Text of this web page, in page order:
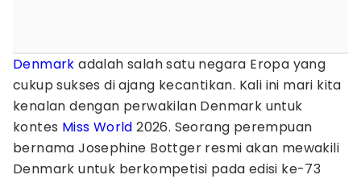
Denmark adalah salah satu negara Eropa yang
cukup sukses di ajang kecantikan. Kali ini mari kita
kenalan dengan perwakilan Denmark untuk
kontes Miss World 2026. Seorang perempuan
bernama Josephine Bottger resmi akan mewakili
Denmark untuk berkompetisi pada edisi ke-73